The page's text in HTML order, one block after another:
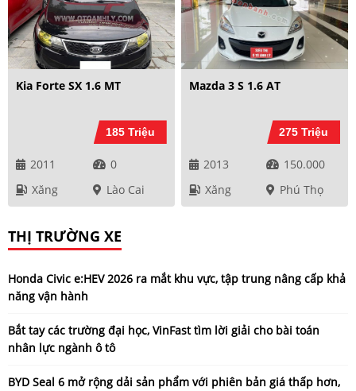
Kia Forte SX 1.6 MT
185 Triệu
2011
0
Xăng
Lào Cai
Mazda 3 S 1.6 AT
275 Triệu
2013
150.000
Xăng
Phú Thọ
THỊ TRƯỜNG XE
Honda Civic e:HEV 2026 ra mắt khu vực, tập trung nâng cấp khả
năng vận hành
Bắt tay các trường đại học, VinFast tìm lời giải cho bài toán
nhân lực ngành ô tô
BYD Seal 6 mở rộng dải sản phẩm với phiên bản giá thấp hơn,